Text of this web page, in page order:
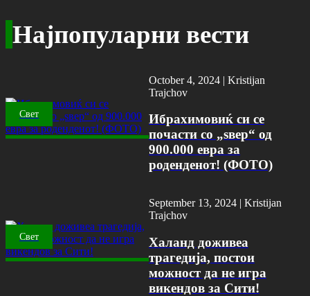
Најпопуларни вести
Свет
October 4, 2024 |Kristijan
Trajchov
Ибрахимовиќ си се
почасти со „ѕвер“ од
900.000 евра за
роденденот! (ФОТО)
Свет
September 13, 2024 | Kristijan
Trajchov
Халанд доживеа
трагедија, постои
можност да не игра
викендов за Сити!